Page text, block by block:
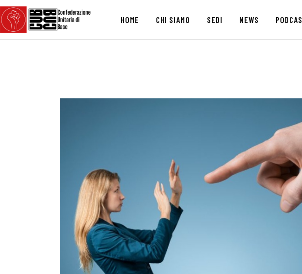
HOME CHI SIAMO SEDI NEWS
HOME
CHI SIAMO
NEWS
PODCAST CUB
TG CUB
RASSEGNA